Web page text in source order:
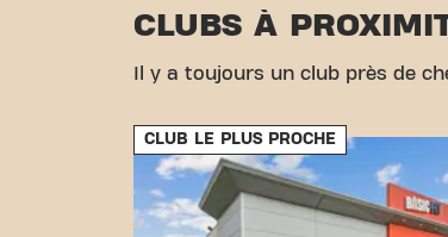
CLUBS À
Il y a toujours un club près de
CLUB LE PLUS PROCHE